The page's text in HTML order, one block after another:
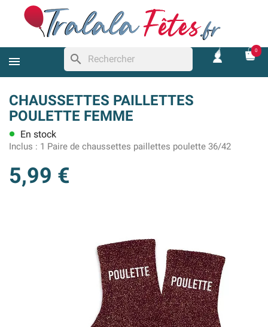
search
0
CHAUSSETTES PAILLETTES
POULETTE FEMME
lens En stock
Inclus : 1 Paire de chaussettes paillettes poulette 36/42
5,99 €